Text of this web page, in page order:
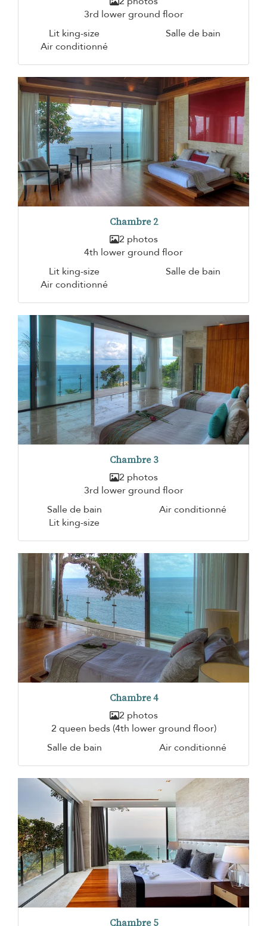
3rd lower ground floor
Lit king-size
Salle de bain
Air conditionné
Chambre 2
2 photos
4th lower ground floor
Lit king-size
Salle de bain
Air conditionné
Chambre 3
2 photos
3rd lower ground floor
Salle de bain
Air conditionné
Lit king-size
Chambre 4
2 photos
2 queen beds (4th lower ground floor)
Salle de bain
Air conditionné
Chambre 5